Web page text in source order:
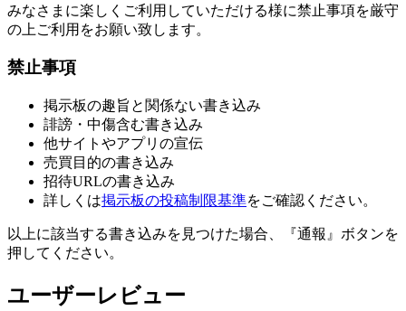
みなさまに楽しくご利用していただける様に禁止事項を厳守
の上ご利用をお願い致します。
禁止事項
掲示板の趣旨と関係ない書き込み
誹謗・中傷含む書き込み
他サイトやアプリの宣伝
売買目的の書き込み
招待URLの書き込み
詳しくは掲示板の投稿制限基準をご確認ください。
以上に該当する書き込みを見つけた場合、
『通報』ボタンを
押してください。
ユーザーレビュー